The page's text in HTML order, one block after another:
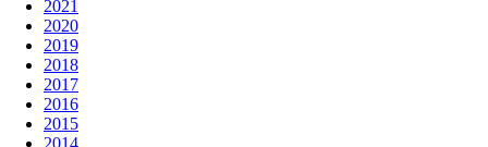
2021
2020
2019
2018
2017
2016
2015
2014